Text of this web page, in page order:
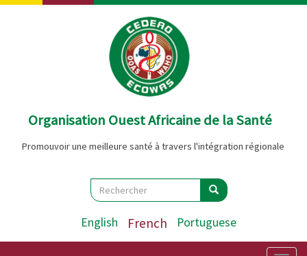
Aller
Organisation Ouest Africaine de la Santé
Promouvoir une meilleure santé à travers l'intégration régionale
Search
Rechercher Rechercher
English French Portuguese